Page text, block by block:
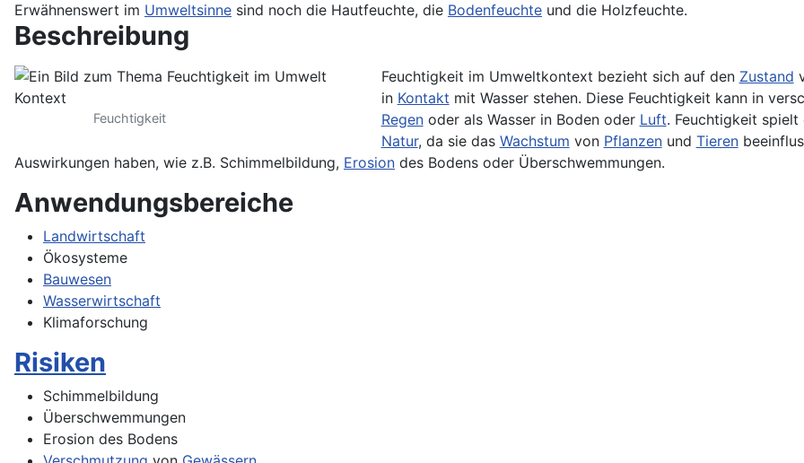
Erwähnenswert im Umweltsinne sind noch die Hautfeuchte, die Bodenfeuchte und die Holzfeuchte.
Beschreibung
Feuchtigkeit
Feuchtigkeit im Umweltkontext bezieht sich auf den Zustand
in Kontakt mit Wasser stehen. Diese Feuchtigkeit kann in
Regenoder als Wasser in Boden oder Luft. Feuchtigkeit
Natur, da sie das Wachstum von Pflanzenund Tieren
Auswirkungen haben, wie z.B. Schimmelbildung, Erosion des Bodens oder Überschwemmungen.
Anwendungsbereiche
Landwirtschaft
Ökosysteme
Bauwesen
Wasserwirtschaft
Klimaforschung
Risiken
Schimmelbildung
Überschwemmungen
Erosion des Bodens